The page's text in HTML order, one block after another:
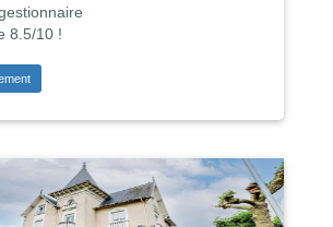
8.5/10 !